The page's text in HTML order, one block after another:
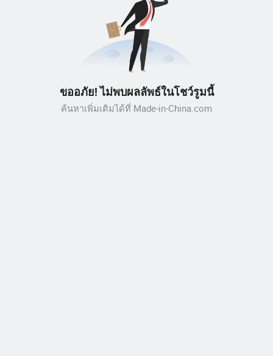
ขออภัย! ไม่พบผลลัพธ์ในโชว์รูมนี้
ค้นหาเพิ่มเติมได้ที่ Made-in-China.com